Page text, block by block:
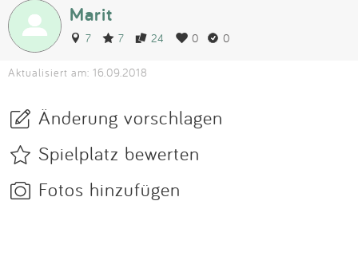
Marit
7 7 24 0 0
Aktualisiert am: 16.09.2018
Änderung vorschlagen
Spielplatz bewerten
Fotos hinzufügen